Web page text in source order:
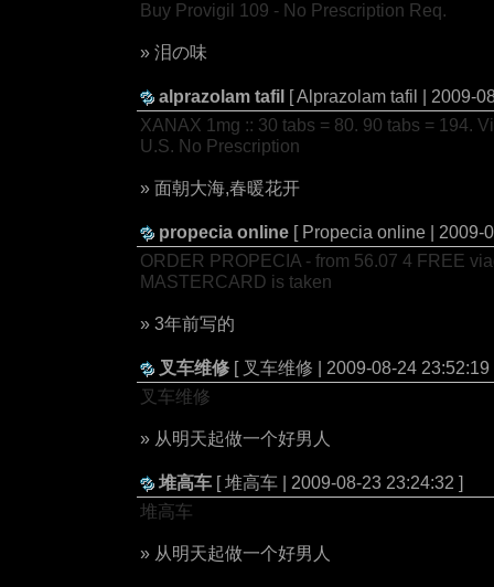
Buy Provigil 109 - No Prescription Req.
» 泪の味
alprazolam tafil [ Alprazolam tafil | 2009-
XANAX 1mg :: 30 tabs = 80. 90 tabs = 194.
U.S. No Prescription
» 面朝大海,春暖花开
propecia online [ Propecia online | 2009-
ORDER PROPECIA - from 56.07 4 FREE
MASTERCARD is taken
» 3年前写的
叉车维修 [ 叉车维修 | 2009-08-24 23:52:19
叉车维修
» 从明天起做一个好男人
堆高车 [ 堆高车 | 2009-08-23 23:24:32 ]
堆高车
» 从明天起做一个好男人